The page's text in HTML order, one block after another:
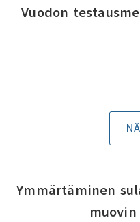
Vuodon
Ymmärtäminen